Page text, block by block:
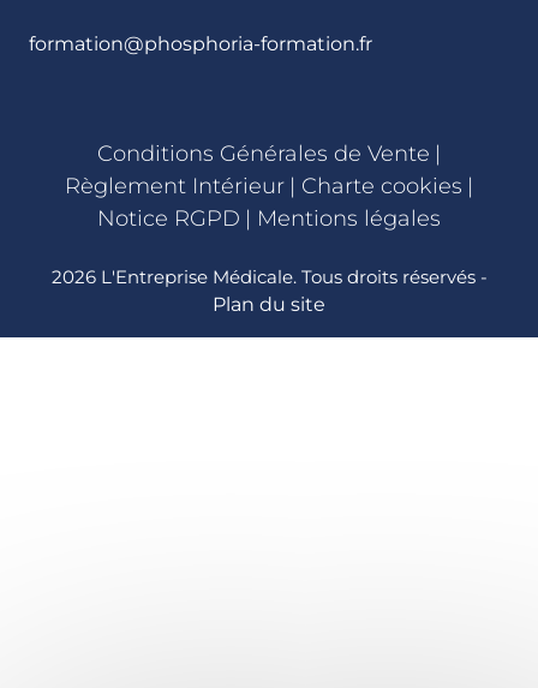
formation@phosphoria-formation.fr
Conditions Générales de Vente |
Règlement Intérieur | Charte cookies |
Notice RGPD | Mentions légales
2026 L'Entreprise Médicale. Tous droits réservés -
Plan du site